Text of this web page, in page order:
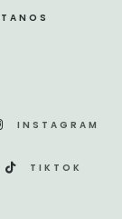
INSTAGRAM
TIKTOK